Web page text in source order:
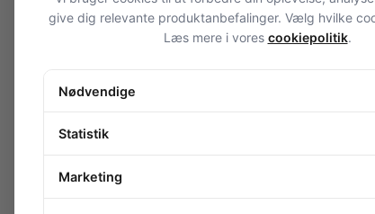
Varegrupper
Audio
give dig relevante produktanbefalinger. Vælg hvilke
Læs mere i vores cookiepolitik.
Nødvendige
Statistik
Marketing